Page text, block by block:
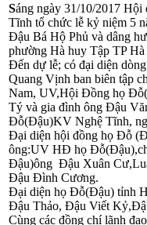
Sáng ngày 31/10/2017
Tĩnh tổ chức lễ kỷ niệm 5
Đậu Bá Hộ Phủ và dâng
phường Hà huy Tập TP
Đến dự lễ; có đại diện
Quang Vịnh ban biên tập
Nam, UV,Hội Đồng họ
Tý và gia đình ông Đậu
Đỗ(Đậu)KV Nghệ Tĩnh,
Đại diện hội đồng họ Đỗ
ông:UV HĐ họ
Đậu)ông Đậu Xuân
Đậu Đình Cương.
Đại diện họ Đỗ(Đậu) tỉnh
Đậu Thảo, Đậu Viết
Cùng các đồng chí lãnh